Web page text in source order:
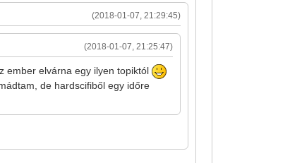
(2018-01-07, 21:29:45)
(2018-01-07, 21:25:47)
ember elvárna egy ilyen topiktól
de hardscifiből egy időre